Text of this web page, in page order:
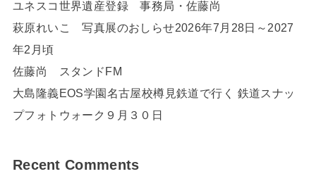
ユネスコ世界遺産登録 事務局・佐藤尚
萩原れいこ 写真展のおしらせ2026年7月28日～2027
年2月頃
佐藤尚 スタンドFM
大島隆義EOS学園名古屋校樽見鉄道で行く 鉄道スナッ
プフォトウォーク９月３０日
Recent Comments